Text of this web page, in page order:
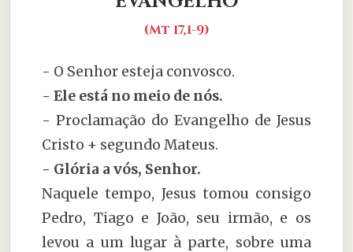
(Mt 17,1-9)
- O Senhor esteja convosco.
- Ele está no meio de nós.
- Proclamação do Evangelho de Jesus
Cristo + segundo Mateus.
- Glória a vós, Senhor.
Naquele tempo, Jesus tomou consigo
Pedro, Tiago e João, seu irmão, e os
levou a um lugar à parte, sobre uma